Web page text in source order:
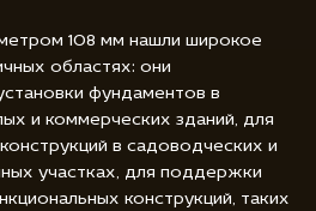
108 мм нашли широкое
областях: они
фундаментов в
и коммерческих зданий, для
в садоводческих и
участках, для поддержки
конструкций, таких